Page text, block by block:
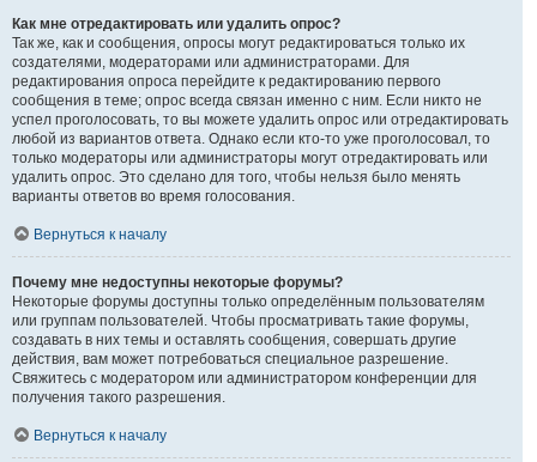
Как мне отредактировать или удалить опрос?
Так же, как и сообщения, опросы могут редактироваться только их
создателями, модераторами или администраторами. Для
редактирования опроса перейдите к редактированию первого
сообщения в теме; опрос всегда связан именно с ним. Если никто не
успел проголосовать, то вы можете удалить опрос или отредактировать
любой из вариантов ответа. Однако если кто-то уже проголосовал, то
только модераторы или администраторы могут отредактировать или
удалить опрос. Это сделано для того, чтобы нельзя было менять
варианты ответов во время голосования.
Вернуться к началу
Почему мне недоступны некоторые форумы?
Некоторые форумы доступны только определённым пользователям
или группам пользователей. Чтобы просматривать такие форумы,
создавать в них темы и оставлять сообщения, совершать другие
действия, вам может потребоваться специальное разрешение.
Свяжитесь с модератором или администратором конференции для
получения такого разрешения.
Вернуться к началу